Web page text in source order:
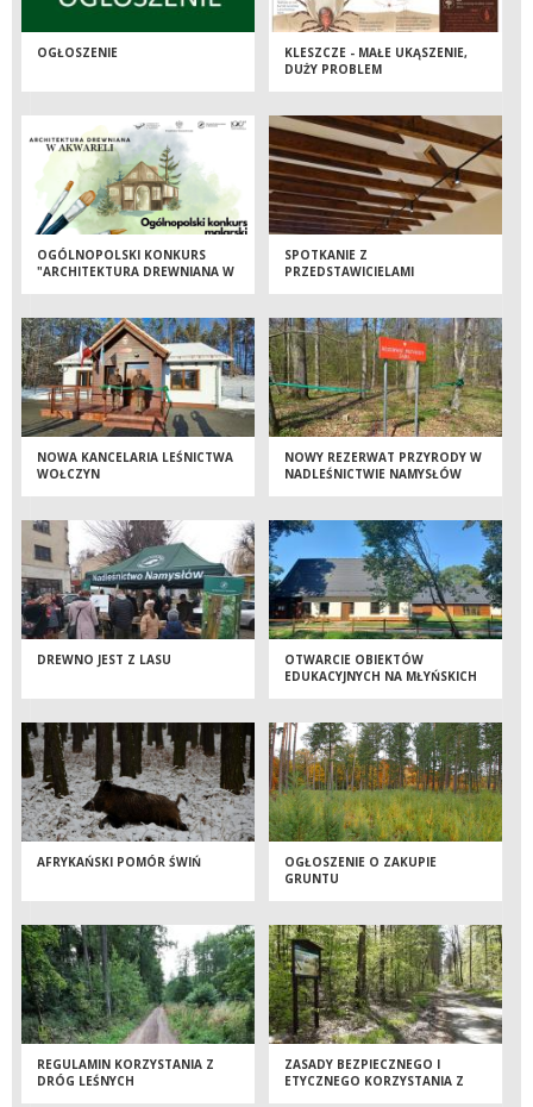
OGŁOSZENIE
KLESZCZE - MAŁE UKĄSZENIE,
DUŻY PROBLEM
OGÓLNOPOLSKI KONKURS
"ARCHITEKTURA DREWNIANA W
SPOTKANIE Z
PRZEDSTAWICIELAMI
NOWA KANCELARIA LEŚNICTWA
WOŁCZYN
NOWY REZERWAT PRZYRODY W
NADLEŚNICTWIE NAMYSŁÓW
DREWNO JEST Z LASU
OTWARCIE OBIEKTÓW
EDUKACYJNYCH NA MŁYŃSKICH
AFRYKAŃSKI POMÓR ŚWIŃ
OGŁOSZENIE O ZAKUPIE
GRUNTU
REGULAMIN KORZYSTANIA Z
DRÓG LEŚNYCH
ZASADY BEZPIECZNEGO I
ETYCZNEGO KORZYSTANIA Z